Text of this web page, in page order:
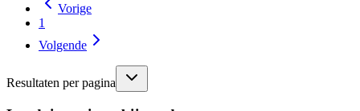
Vorige
1
Volgende
Resultaten per pagina